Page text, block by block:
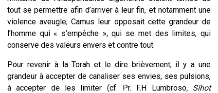
tout se permettre afin d’arriver à leur fin, et notamment une
violence aveugle, Camus leur opposait cette grandeur de
l’homme qui « s’empêche », qui se met des limites, qui
conserve des valeurs envers et contre tout.
Pour revenir à la Torah et le dire brièvement, il y a une
grandeur à accepter de canaliser ses envies, ses pulsions,
à accepter de les limiter (cf. Pr. F.H Lumbroso, Sihot